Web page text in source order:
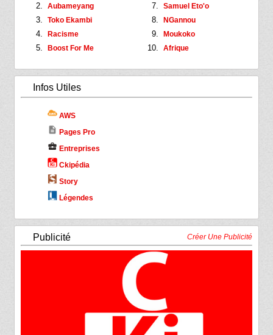
Aubameyang
Toko Ekambi
Racisme
Boost For Me
Samuel Eto'o
NGannou
Moukoko
Afrique
Infos Utiles
AWS
description Pages Pro
business_center Entreprises
Ckipédia
Story
Légendes
Publicité Créer Une Publicité